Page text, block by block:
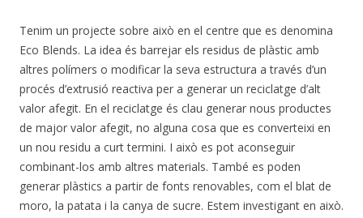
Tenim un projecte sobre això en el centre que es denomina
Eco Blends. La idea és barrejar els residus de plàstic amb
altres polímers o modificar la seva estructura a través d’un
procés d’extrusió reactiva per a generar un reciclatge d’alt
valor afegit. En el reciclatge és clau generar nous productes
de major valor afegit, no alguna cosa que es converteixi en
un nou residu a curt termini. I això es pot aconseguir
combinant-los amb altres materials. També es poden
generar plàstics a partir de fonts renovables, com el blat de
moro, la patata i la canya de sucre. Estem investigant en això.